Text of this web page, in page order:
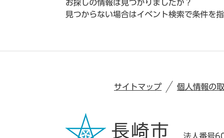
お探しの情報は見つかりましたか？
見つからない場合はイベント検索で条件を
サイトマップ 個人情報の
法人番号